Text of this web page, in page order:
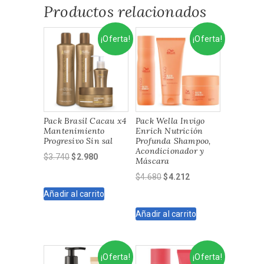
Productos relacionados
¡Oferta!
Pack Brasil Cacau x4
Mantenimiento
Progresivo Sin sal
$3.740El
era:
$2.980El
es:
Añadir al carrito
¡Oferta!
Pack Wella Invigo
Enrich Nutrición
Profunda Shampoo,
Acondicionador y
Máscara
$4.680El
era:
$4.212El
es:
Añadir al carrito
¡Oferta! ¡Oferta!